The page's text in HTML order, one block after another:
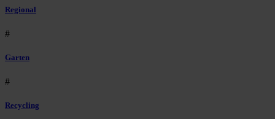
Regional
#
Garten
#
Recycling